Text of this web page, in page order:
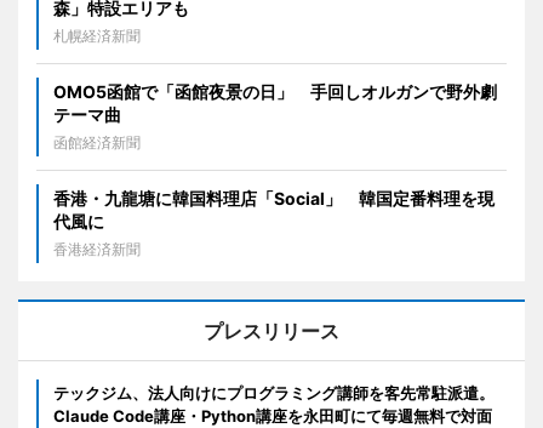
森」特設エリアも
札幌経済新聞
OMO5函館で「函館夜景の日」 手回しオルガンで野外劇
テーマ曲
函館経済新聞
香港・九龍塘に韓国料理店「Social」 韓国定番料理を現
代風に
香港経済新聞
プレスリリース
テックジム、法人向けにプログラミング講師を客先常駐派遣。
Claude Code講座・Python講座を永田町にて毎週無料で対面